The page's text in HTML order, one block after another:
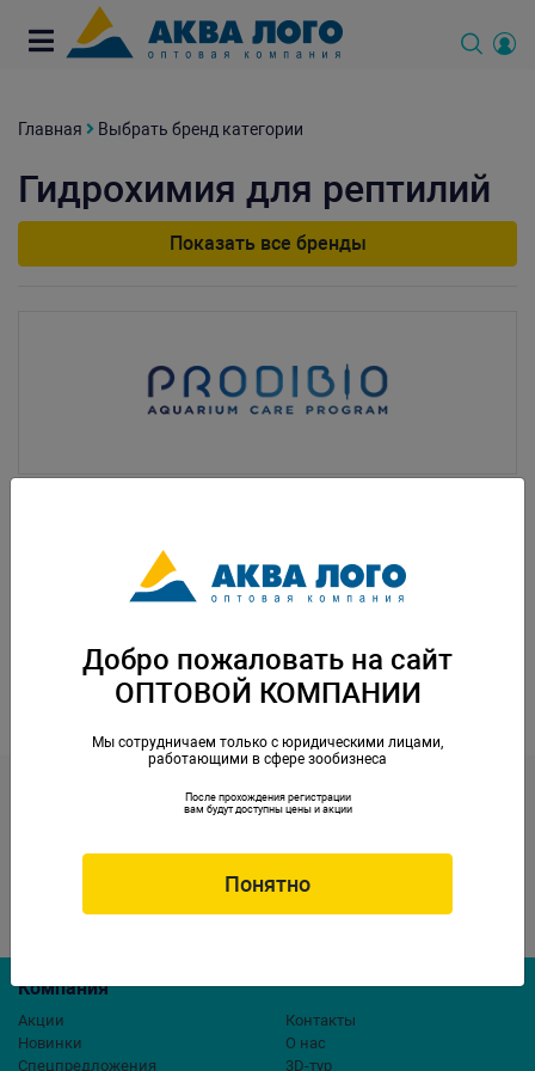
Главная Выбрать бренд категории
Гидрохимия для рептилий
Показать все бренды
Компания
Акции
Новинки
Спецпредложения
Контакты
О нас
3D-тур
Обратная связь
opt@aqualogo.ru
Добро пожаловать на сайт
ОПТОВОЙ КОМПАНИИ
Мы сотрудничаем только с юридическими лицами,
работающими в сфере зообизнеса
После прохождения регистрации
вам будут доступны цены и акции
Понятно